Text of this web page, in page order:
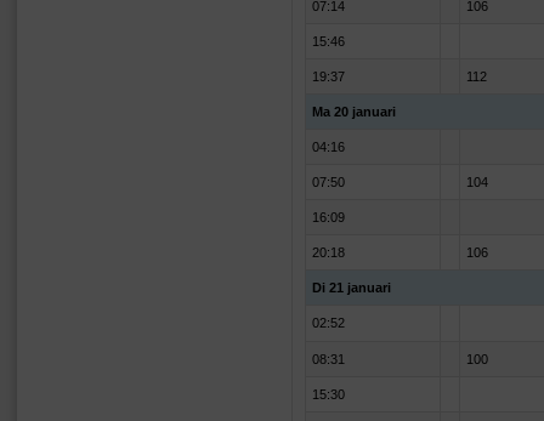
07:14 106
15:46
19:37 112
Ma 20 januari
04:16
07:50 104
16:09
20:18 106
Di 21 januari
02:52
08:31 100
15:30